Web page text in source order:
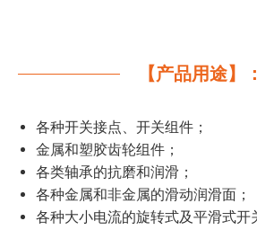
【产品用途】：
各种开关接点、开关组件；
金属和塑胶齿轮组件；
各类轴承的抗磨和润滑；
各种金属和非金属的滑动润滑面；
各种大小电流的旋转式及平滑式开